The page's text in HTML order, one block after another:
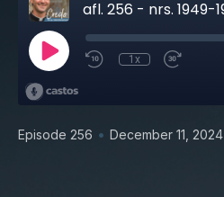
1x
Episode 256 • December 11, 2024